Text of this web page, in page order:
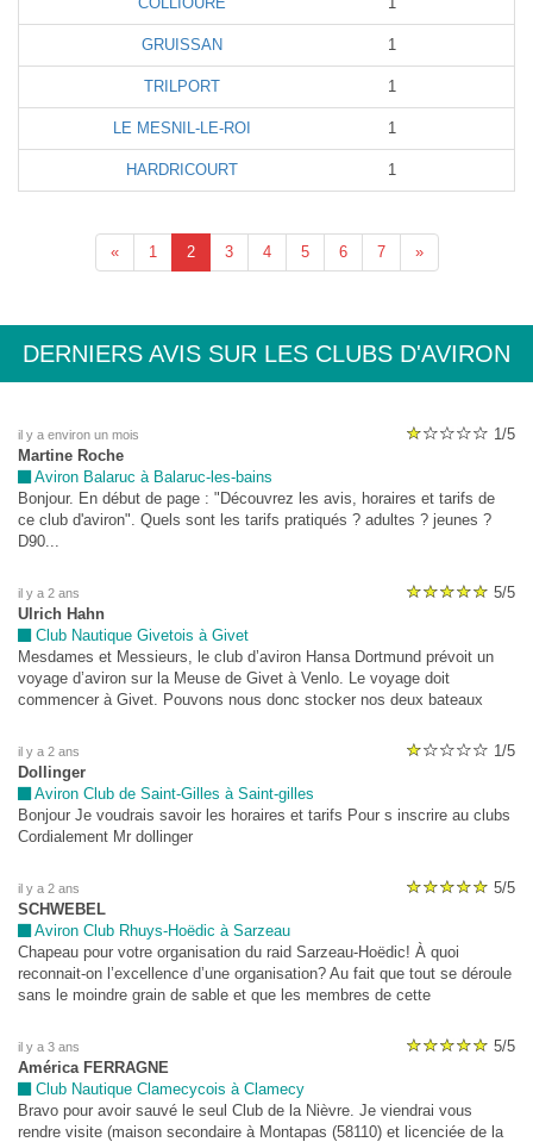
GRUISSAN 1
TRILPORT 1
LE MESNIL-LE-ROI 1
HARDRICOURT 1
« 1 2 3 4 5 6 7 »
DERNIERS AVIS SUR LES CLUBS D'AVIRON
il y a environ un mois
1/5
Martine Roche
Aviron Balaruc à Balaruc-les-bains
Bonjour. En début de page : "Découvrez les avis, horaires et tarifs de
ce club d'aviron". Quels sont les tarifs pratiqués ? adultes ? jeunes ?
D90...
il y a 2 ans
5/5
Ulrich Hahn
Club Nautique Givetois à Givet
Mesdames et Messieurs, le club d’aviron Hansa Dortmund prévoit un
voyage d’aviron sur la Meuse de Givet à Venlo. Le voyage doit
commencer à Givet. Pouvons nous donc stocker nos deux bateaux
préparer pour le voyage. Je vous suis très reconnaissant de vous avoir
donné une réponse rapide et aussi positive que possible. Sinceres
salutations Ulrich Hahn, organisateur du voyage
il y a 2 ans
1/5
Dollinger
Aviron Club de Saint-Gilles à Saint-gilles
Bonjour Je voudrais savoir les horaires et tarifs Pour s inscrire au clubs
Cordialement Mr dollinger
il y a 2 ans
5/5
SCHWEBEL
Aviron Club Rhuys-Hoëdic à Sarzeau
Chapeau pour votre organisation du raid Sarzeau-Hoëdic! À quoi
reconnait-on l’excellence d’une organisation? Au fait que tout se déroule
sans le moindre grain de sable et que les membres de cette
d’autant plus remarquable qu’encadrer, en pleine mer, une vingtaine
d’embarcations dont on ne connaît pas les capacités est une énorme
responsabilité. Merci, nous avons passé un merveilleux week-end grâce
à vous! Chapeau! Chapeau! Vous êtes grands!
il y a 3 ans
5/5
América FERRAGNE
Club Nautique Clamecycois à Clamecy
Bravo pour avoir sauvé le seul Club de la Nièvre. Je viendrai vous
rendre visite (maison secondaire à Montapas (58110) et licenciée de la